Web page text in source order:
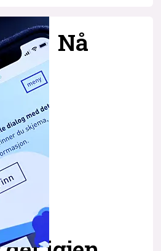
Nå